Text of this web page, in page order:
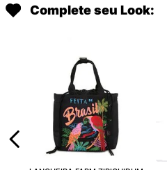
Complete seu Look: